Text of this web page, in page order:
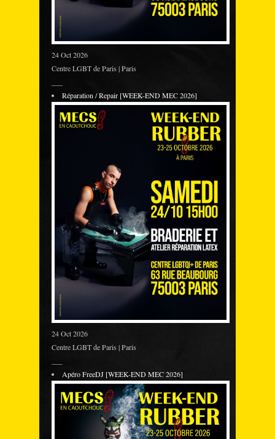
24 Oct 2026
Centre LGBT de Paris | Paris
Réparation / Repair [WEEK-END MEC 2026]
24 Oct 2026
Centre LGBT de Paris | Paris
Apéro FreeDJ [WEEK-END MEC 2026]